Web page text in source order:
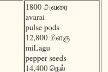
1800 அவரை
avarai
pulse pods
12,800 மிளகு
miLagu
pepper seeds
14,400 நெல்